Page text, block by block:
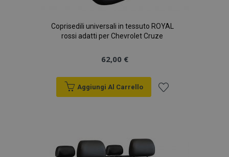
Coprisedili universali in tessuto ROYAL
rossi adatti per Chevrolet Cruze
62,00 €
Aggiungi Al Carrello
lista